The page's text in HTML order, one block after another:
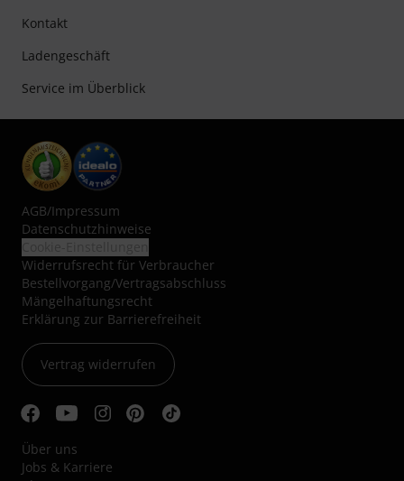
Kontakt
Ladengeschäft
Service im Überblick
AGB/Impressum
Datenschutzhinweise
Widerrufsrecht für Verbraucher
Bestellvorgang/Vertragsabschluss
Mängelhaftungsrecht
Erklärung zur Barrierefreiheit
Vertrag widerrufen
Über uns
Jobs & Karriere